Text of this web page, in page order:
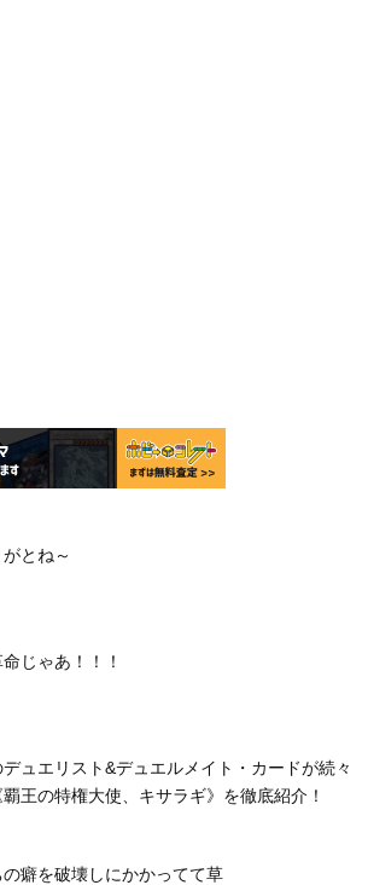
とね～
じゃあ！！！
ュエリスト&デュエルメイト・カードが続々
王の特権大使、キサラギ》を徹底紹介！
の癖を破壊しにかかってて草